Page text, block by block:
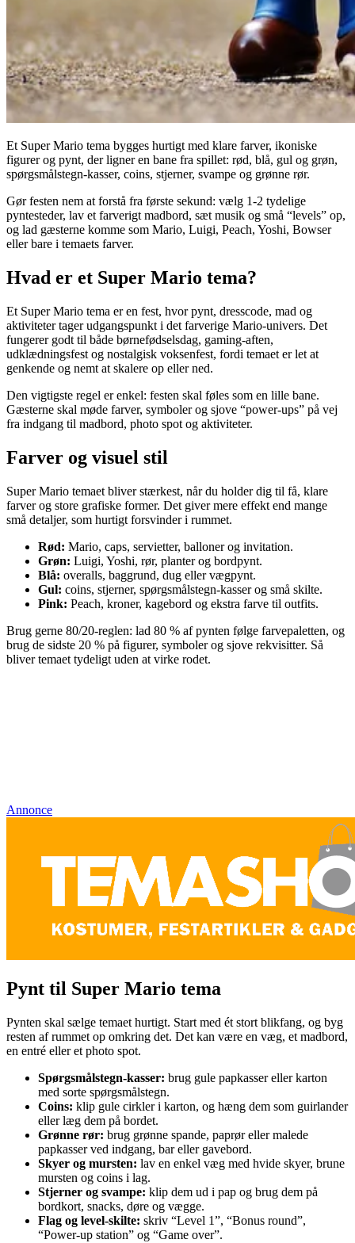
Et Super Mario tema bygges hurtigt med klare farver, ikoniske
figurer og pynt, der ligner en bane fra spillet: rød, blå, gul og grøn,
spørgsmålstegn-kasser, coins, stjerner, svampe og grønne rør.
Gør festen nem at forstå fra første sekund: vælg 1-2 tydelige
pyntesteder, lav et farverigt madbord, sæt musik og små “levels” op,
og lad gæsterne komme som Mario, Luigi, Peach, Yoshi, Bowser
eller bare i temaets farver.
Hvad er et Super Mario tema?
Et Super Mario tema er en fest, hvor pynt, dresscode, mad og
aktiviteter tager udgangspunkt i det farverige Mario-univers. Det
fungerer godt til både børnefødselsdag, gaming-aften,
udklædningsfest og nostalgisk voksenfest, fordi temaet er let at
genkende og nemt at skalere op eller ned.
Den vigtigste regel er enkel: festen skal føles som en lille bane.
Gæsterne skal møde farver, symboler og sjove “power-ups” på vej
fra indgang til madbord, photo spot og aktiviteter.
Farver og visuel stil
Super Mario temaet bliver stærkest, når du holder dig til få, klare
farver og store grafiske former. Det giver mere effekt end mange
små detaljer, som hurtigt forsvinder i rummet.
Rød: Mario, caps, servietter, balloner og invitation.
Grøn: Luigi, Yoshi, rør, planter og bordpynt.
Blå: overalls, baggrund, dug eller vægpynt.
Gul: coins, stjerner, spørgsmålstegn-kasser og små skilte.
Pink: Peach, kroner, kagebord og ekstra farve til outfits.
Brug gerne 80/20-reglen: lad 80 % af pynten følge farvepaletten, og
brug de sidste 20 % på figurer, symboler og sjove rekvisitter. Så
bliver temaet tydeligt uden at virke rodet.
Annonce
Pynt til Super Mario tema
Pynten skal sælge temaet hurtigt. Start med ét stort blikfang, og byg
resten af rummet op omkring det. Det kan være en væg, et madbord,
en entré eller et photo spot.
Spørgsmålstegn-kasser: brug gule papkasser eller karton
med sorte spørgsmålstegn.
Coins: klip gule cirkler i karton, og hæng dem som guirlander
eller læg dem på bordet.
Grønne rør: brug grønne spande, paprør eller malede
papkasser ved indgang, bar eller gavebord.
Skyer og mursten: lav en enkel væg med hvide skyer, brune
mursten og coins i lag.
Stjerner og svampe: klip dem ud i pap og brug dem på
bordkort, snacks, døre og vægge.
Flag og level-skilte: skriv “Level 1”, “Bonus round”,
“Power-up station” og “Game over”.